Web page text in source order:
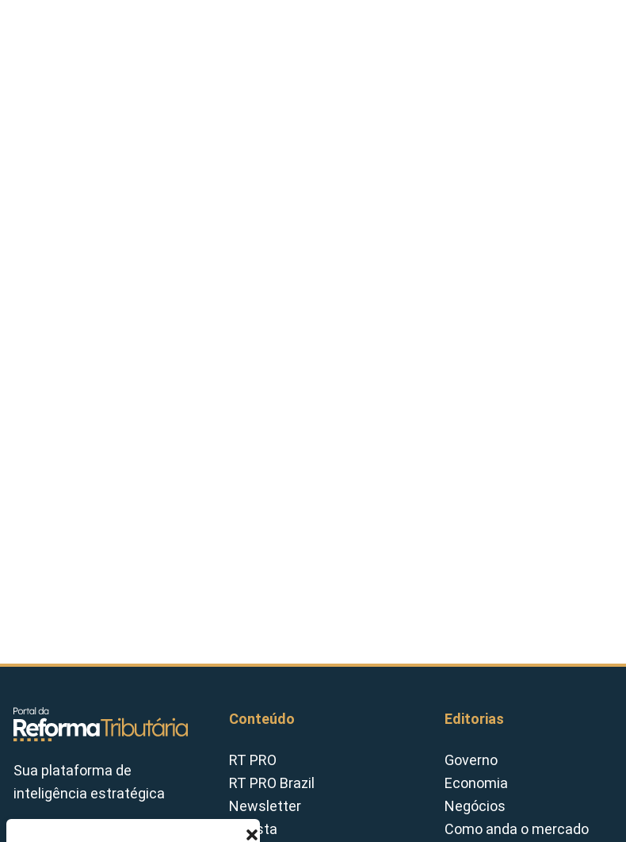
Sua plataforma de
inteligência estratégica
Conteúdo
RT PRO
RT PRO Brazil
Newsletter
Revista
Editorias
Governo
Economia
Negócios
Como anda o mercado